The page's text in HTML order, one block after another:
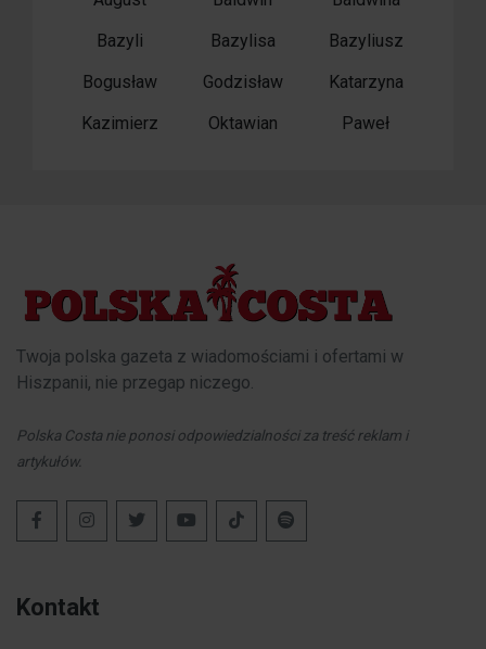
Bazyli
Bazylisa
Bazyliusz
Bogusław
Godzisław
Katarzyna
Kazimierz
Oktawian Paweł
Twoja polska gazeta z wiadomościami i ofertami w
Hiszpanii, nie przegap niczego.
Polska Costa nie ponosi odpowiedzialności za treść reklam i
artykułów.
Kontakt